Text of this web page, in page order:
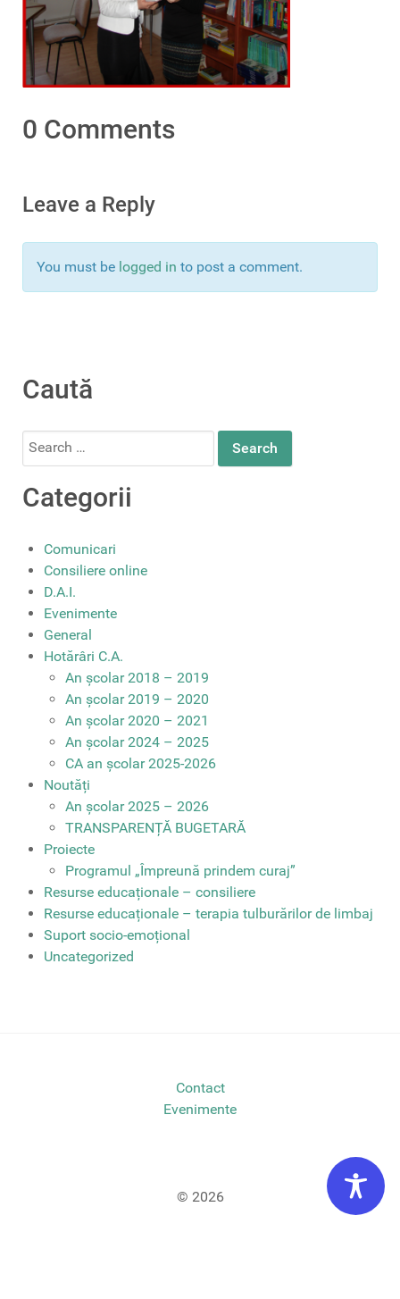
0 Comments
Leave a Reply
You must be logged in to post a comment.
Caută
Search
Categorii
Comunicari
Consiliere online
D.A.I.
Evenimente
General
Hotărâri C.A.
An școlar 2018 – 2019
An școlar 2019 – 2020
An școlar 2020 – 2021
An școlar 2024 – 2025
CA an școlar 2025-2026
Noutăți
An școlar 2025 – 2026
TRANSPARENȚĂ BUGETARĂ
Proiecte
Programul „Împreună prindem curaj”
Resurse educaționale – consiliere
Resurse educaționale – terapia tulburărilor de limbaj
Suport socio-emoțional
Uncategorized
Contact
Evenimente
© 2026